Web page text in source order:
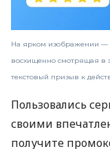
На ярком изображении —
восхищенно смотрящая в
текстовый призыв к
Пользовались
своими
получите